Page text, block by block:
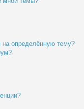
на определённую тему?